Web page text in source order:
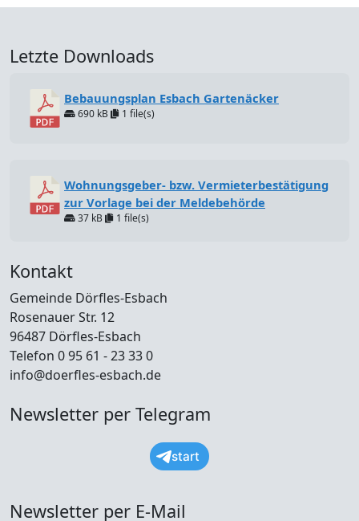
Letzte Downloads
Bebauungsplan Esbach Gartenäcker
690 kB 1 file(s)
Wohnungsgeber- bzw. Vermieterbestätigung
zur Vorlage bei der Meldebehörde
37 kB 1 file(s)
Kontakt
Gemeinde Dörfles-Esbach
Rosenauer Str. 12
96487 Dörfles-Esbach
Telefon 0 95 61 - 23 33 0
info@doerfles-esbach.de
Newsletter per Telegram
start
Newsletter per E-Mail